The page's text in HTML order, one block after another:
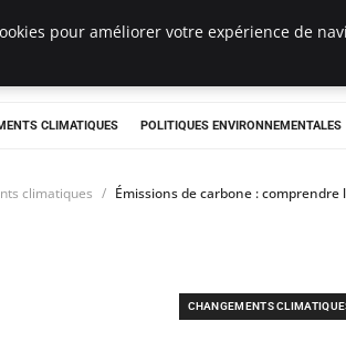
CLIMATIQUES POLITIQUES ENVIRONNEMENTALES
climatiques Émissions de carbone :
CHANGEMENTS
pour améliorer votre expérience de